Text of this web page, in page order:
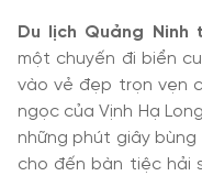
Du lịch Quảng Ninh
một chuyến đi biển
vào vẻ đẹp trọn vẹn
ngọc của Vịnh Hạ
những phút giây bùng
cho đến bàn tiệc hải